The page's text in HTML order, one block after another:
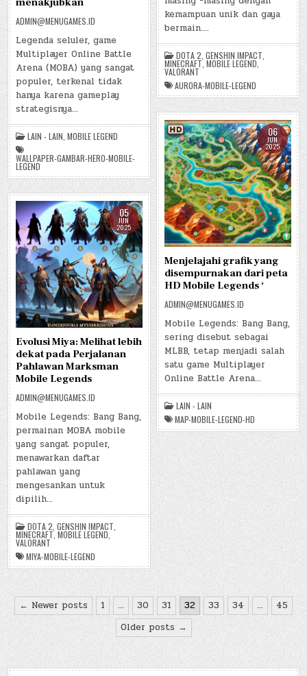
kemampuan unik dan gaya
bermain….
DOTA 2 ,GENSHIN IMPACT
MINECRAFT,MOBILE LEGEND
VALORANT
AURORA-MOBILE-LEGEND
menakjubkan
ADMIN@MENUGAMES.ID
Legenda seluler, game
Multiplayer Online Battle
Arena (MOBA) yang sangat
populer, terkenal tidak
hanya karena gameplay
strategisnya…
LAIN - LAIN ,MOBILE LEGEND
WALLPAPER-GAMBAR-HERO-MOBILE-
LEGEND
06
JUN
2025
Menjelajahi grafik yang
disempurnakan dari peta
HD Mobile Legends ‘
ADMIN@MENUGAMES.ID
Mobile Legends: Bang Bang,
sering disebut sebagai
MLBB, tetap menjadi salah
satu game Multiplayer
Online Battle Arena…
LAIN - LAIN
MAP-MOBILE-LEGEND-HD
05
JUN
2025
Evolusi Miya: Melihat lebih
dekat pada Perjalanan
Pahlawan Marksman
Mobile Legends
ADMIN@MENUGAMES.ID
Mobile Legends: Bang Bang,
permainan MOBA mobile
yang sangat populer,
menawarkan daftar
pahlawan yang
mengesankan untuk
dipilih…
DOTA 2 ,GENSHIN IMPACT
MINECRAFT,MOBILE LEGEND
VALORANT
MIYA-MOBILE-LEGEND
Posts
pagination
← Newer posts 1 … 30 31 32 33 34 …
45
Older posts →